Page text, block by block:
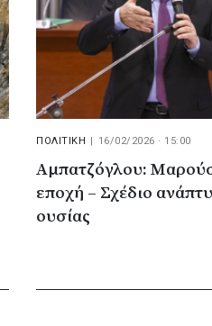
ΠΟΛΙΤΙΚΗ | 16/02/2026 · 15:00
Αμπατζόγλου:
εποχή – Σχέδιο
ουσίας